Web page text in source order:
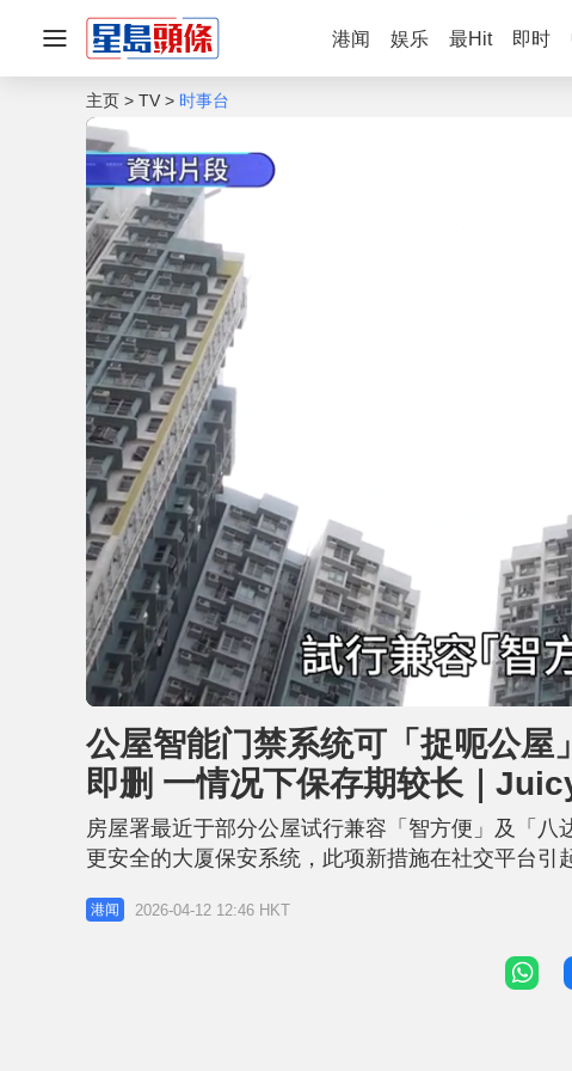
港闻 娱乐 最Hit 即时
主页 TV 时事台
U
n
u
t
L
o
d
e
d
3
1
.
8
%
公屋智能门禁系统可「捉呃公屋
即删 一情况下保存期较长｜
房屋署最近于部分公屋试行兼容「智方便」及「
更安全的大厦保安系统，此项新措施在社交平台
到系统是否可应用到「捉呃公屋」方面。 房署向
28天，其后会自动删除，另外在一些情况下，保
港闻 2026-04-12 12:46 HKT